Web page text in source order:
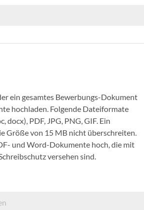
ein gesamtes Bewerbungs-Dokument
hochladen. Folgende Dateiformate
docx), PDF, JPG, PNG, GIF. Ein
Größe von 15 MB nicht überschreiten.
und Word-Dokumente hoch, die mit
versehen sind.